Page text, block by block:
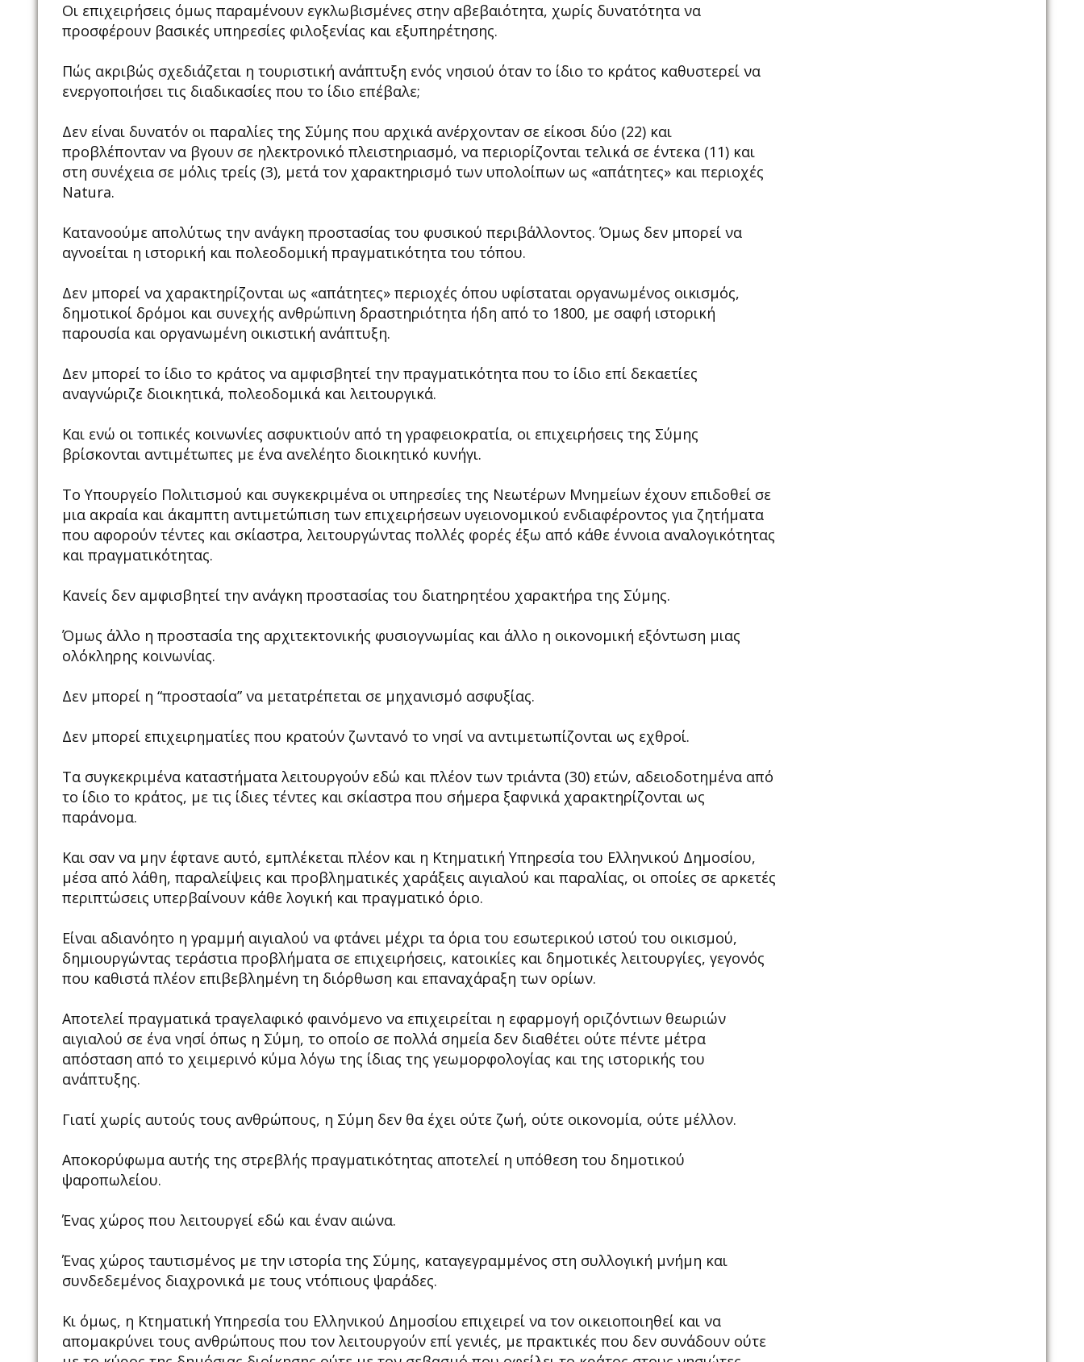
Οι επιχειρήσεις όμως παραμένουν εγκλωβισμένες στην αβεβαιότητα, χωρίς δυνατότητα να
προσφέρουν βασικές υπηρεσίες φιλοξενίας και εξυπηρέτησης.
Πώς ακριβώς σχεδιάζεται η τουριστική ανάπτυξη ενός νησιού όταν το ίδιο το κράτος καθυστερεί να
ενεργοποιήσει τις διαδικασίες που το ίδιο επέβαλε;
Δεν είναι δυνατόν οι παραλίες της Σύμης που αρχικά ανέρχονταν σε είκοσι δύο (22) και
προβλέπονταν να βγουν σε ηλεκτρονικό πλειστηριασμό, να περιορίζονται τελικά σε έντεκα (11) και
στη συνέχεια σε μόλις τρείς (3), μετά τον χαρακτηρισμό των υπολοίπων ως «απάτητες» και περιοχές
Natura.
Κατανοούμε απολύτως την ανάγκη προστασίας του φυσικού περιβάλλοντος. Όμως δεν μπορεί να
αγνοείται η ιστορική και πολεοδομική πραγματικότητα του τόπου.
Δεν μπορεί να χαρακτηρίζονται ως «απάτητες» περιοχές όπου υφίσταται οργανωμένος οικισμός,
δημοτικοί δρόμοι και συνεχής ανθρώπινη δραστηριότητα ήδη από το 1800, με σαφή ιστορική
παρουσία και οργανωμένη οικιστική ανάπτυξη.
Δεν μπορεί το ίδιο το κράτος να αμφισβητεί την πραγματικότητα που το ίδιο επί δεκαετίες
αναγνώριζε διοικητικά, πολεοδομικά και λειτουργικά.
Και ενώ οι τοπικές κοινωνίες ασφυκτιούν από τη γραφειοκρατία, οι επιχειρήσεις της Σύμης
βρίσκονται αντιμέτωπες με ένα ανελέητο διοικητικό κυνήγι.
Το Υπουργείο Πολιτισμού και συγκεκριμένα οι υπηρεσίες της Νεωτέρων Μνημείων έχουν επιδοθεί σε
μια ακραία και άκαμπτη αντιμετώπιση των επιχειρήσεων υγειονομικού ενδιαφέροντος για ζητήματα
που αφορούν τέντες και σκίαστρα, λειτουργώντας πολλές φορές έξω από κάθε έννοια αναλογικότητας
και πραγματικότητας.
Κανείς δεν αμφισβητεί την ανάγκη προστασίας του διατηρητέου χαρακτήρα της Σύμης.
Όμως άλλο η προστασία της αρχιτεκτονικής φυσιογνωμίας και άλλο η οικονομική εξόντωση μιας
ολόκληρης κοινωνίας.
Δεν μπορεί η “προστασία” να μετατρέπεται σε μηχανισμό ασφυξίας.
Δεν μπορεί επιχειρηματίες που κρατούν ζωντανό το νησί να αντιμετωπίζονται ως εχθροί.
Τα συγκεκριμένα καταστήματα λειτουργούν εδώ και πλέον των τριάντα (30) ετών, αδειοδοτημένα από
το ίδιο το κράτος, με τις ίδιες τέντες και σκίαστρα που σήμερα ξαφνικά χαρακτηρίζονται ως
παράνομα.
Και σαν να μην έφτανε αυτό, εμπλέκεται πλέον και η Κτηματική Υπηρεσία του Ελληνικού Δημοσίου,
μέσα από λάθη, παραλείψεις και προβληματικές χαράξεις αιγιαλού και παραλίας, οι οποίες σε αρκετές
περιπτώσεις υπερβαίνουν κάθε λογική και πραγματικό όριο.
Είναι αδιανόητο η γραμμή αιγιαλού να φτάνει μέχρι τα όρια του εσωτερικού ιστού του οικισμού,
δημιουργώντας τεράστια προβλήματα σε επιχειρήσεις, κατοικίες και δημοτικές λειτουργίες, γεγονός
που καθιστά πλέον επιβεβλημένη τη διόρθωση και επαναχάραξη των ορίων.
Αποτελεί πραγματικά τραγελαφικό φαινόμενο να επιχειρείται η εφαρμογή οριζόντιων θεωριών
αιγιαλού σε ένα νησί όπως η Σύμη, το οποίο σε πολλά σημεία δεν διαθέτει ούτε πέντε μέτρα
απόσταση από το χειμερινό κύμα λόγω της ίδιας της γεωμορφολογίας και της ιστορικής του
ανάπτυξης.
Γιατί χωρίς αυτούς τους ανθρώπους, η Σύμη δεν θα έχει ούτε ζωή, ούτε οικονομία, ούτε μέλλον.
Αποκορύφωμα αυτής της στρεβλής πραγματικότητας αποτελεί η υπόθεση του δημοτικού
ψαροπωλείου.
Ένας χώρος που λειτουργεί εδώ και έναν αιώνα.
Ένας χώρος ταυτισμένος με την ιστορία της Σύμης, καταγεγραμμένος στη συλλογική μνήμη και
συνδεδεμένος διαχρονικά με τους ντόπιους ψαράδες.
Κι όμως, η Κτηματική Υπηρεσία του Ελληνικού Δημοσίου επιχειρεί να τον οικειοποιηθεί και να
απομακρύνει τους ανθρώπους που τον λειτουργούν επί γενιές, με πρακτικές που δεν συνάδουν ούτε